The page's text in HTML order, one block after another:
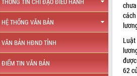
HỆ THỐNG VĂN BẢN
VĂN BẢN HĐND TỈNH
ĐIỂM TIN VĂN BẢN
62